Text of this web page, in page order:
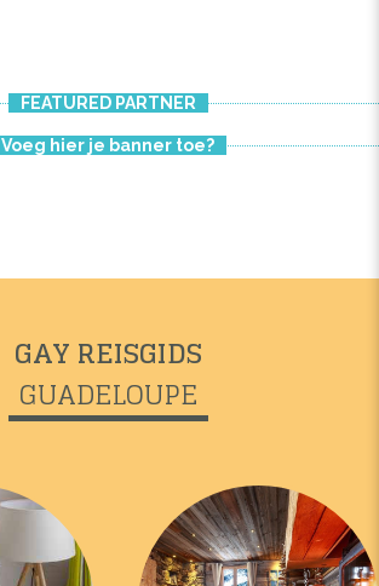
FEATURED PARTNER
Voeg hier je banner toe?
GAY REISGIDS
GUADELOUPE